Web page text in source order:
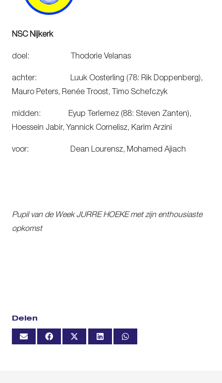
NSC Nijkerk
doel: Thodorie Velanas
achter: Luuk Oosterling (78: Rik Doppenberg),
Mauro Peters, Renée Troost, Timo Schefczyk
midden: Eyup Terlemez (88: Steven Zanten),
Hoessein Jabir, Yannick Cornelisz, Karim Arzini
voor: Dean Lourensz, Mohamed Ajiach
Pupil van de Week JURRE HOEKE met zijn enthousiaste
opkomst
Delen